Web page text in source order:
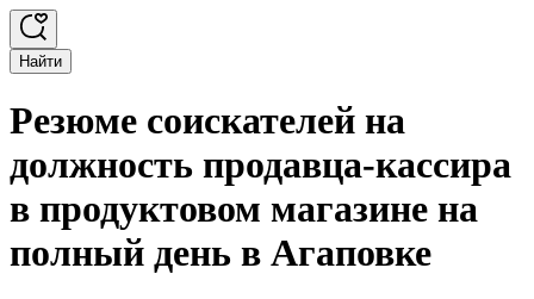
Найти
Резюме соискателей на
должность продавца-кассира
в продуктовом магазине на
полный день в Агаповке